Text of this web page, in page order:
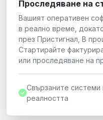
Проследяване на
Вашият оперативен
в реално време,
през Пристигнал, В
Стартирайте
или проследяване на
Свързаните системи
реалността